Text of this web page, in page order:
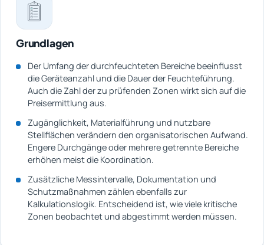
Grundlagen
Der Umfang der durchfeuchteten Bereiche beeinflusst
die Geräteanzahl und die Dauer der Feuchteführung.
Auch die Zahl der zu prüfenden Zonen wirkt sich auf die
Preisermittlung aus.
Zugänglichkeit, Materialführung und nutzbare
Stellflächen verändern den organisatorischen Aufwand.
Engere Durchgänge oder mehrere getrennte Bereiche
erhöhen meist die Koordination.
Zusätzliche Messintervalle, Dokumentation und
Schutzmaßnahmen zählen ebenfalls zur
Kalkulationslogik. Entscheidend ist, wie viele kritische
Zonen beobachtet und abgestimmt werden müssen.